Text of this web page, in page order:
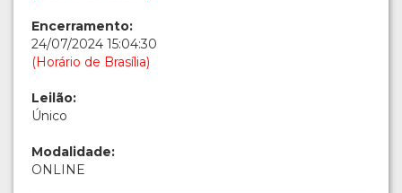
Encerramento:
24/07/2024 15:04:30
(Horário de Brasília)
Leilão:
Único
Modalidade:
ONLINE